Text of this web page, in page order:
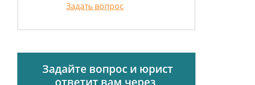
Задать вопрос
Задайте вопрос и юрист
ответит вам через